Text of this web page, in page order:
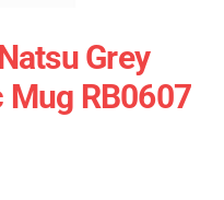
Grey
Mug RB0607